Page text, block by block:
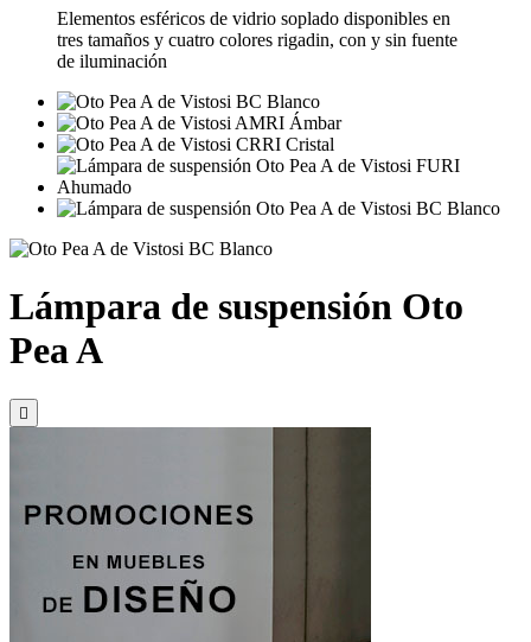
Elementos esféricos de vidrio soplado disponibles en
tres tamaños y cuatro colores rigadin, con y sin fuente
de iluminación
Lámpara de suspensión Oto
Pea A
